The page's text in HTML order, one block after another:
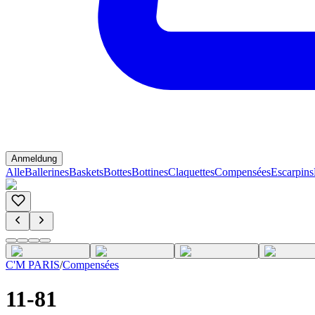
Anmeldung
AlleBallerinesBasketsBottesBottinesClaquettesCompenséesEscarpins
C'M PARIS/Compensées
11-81